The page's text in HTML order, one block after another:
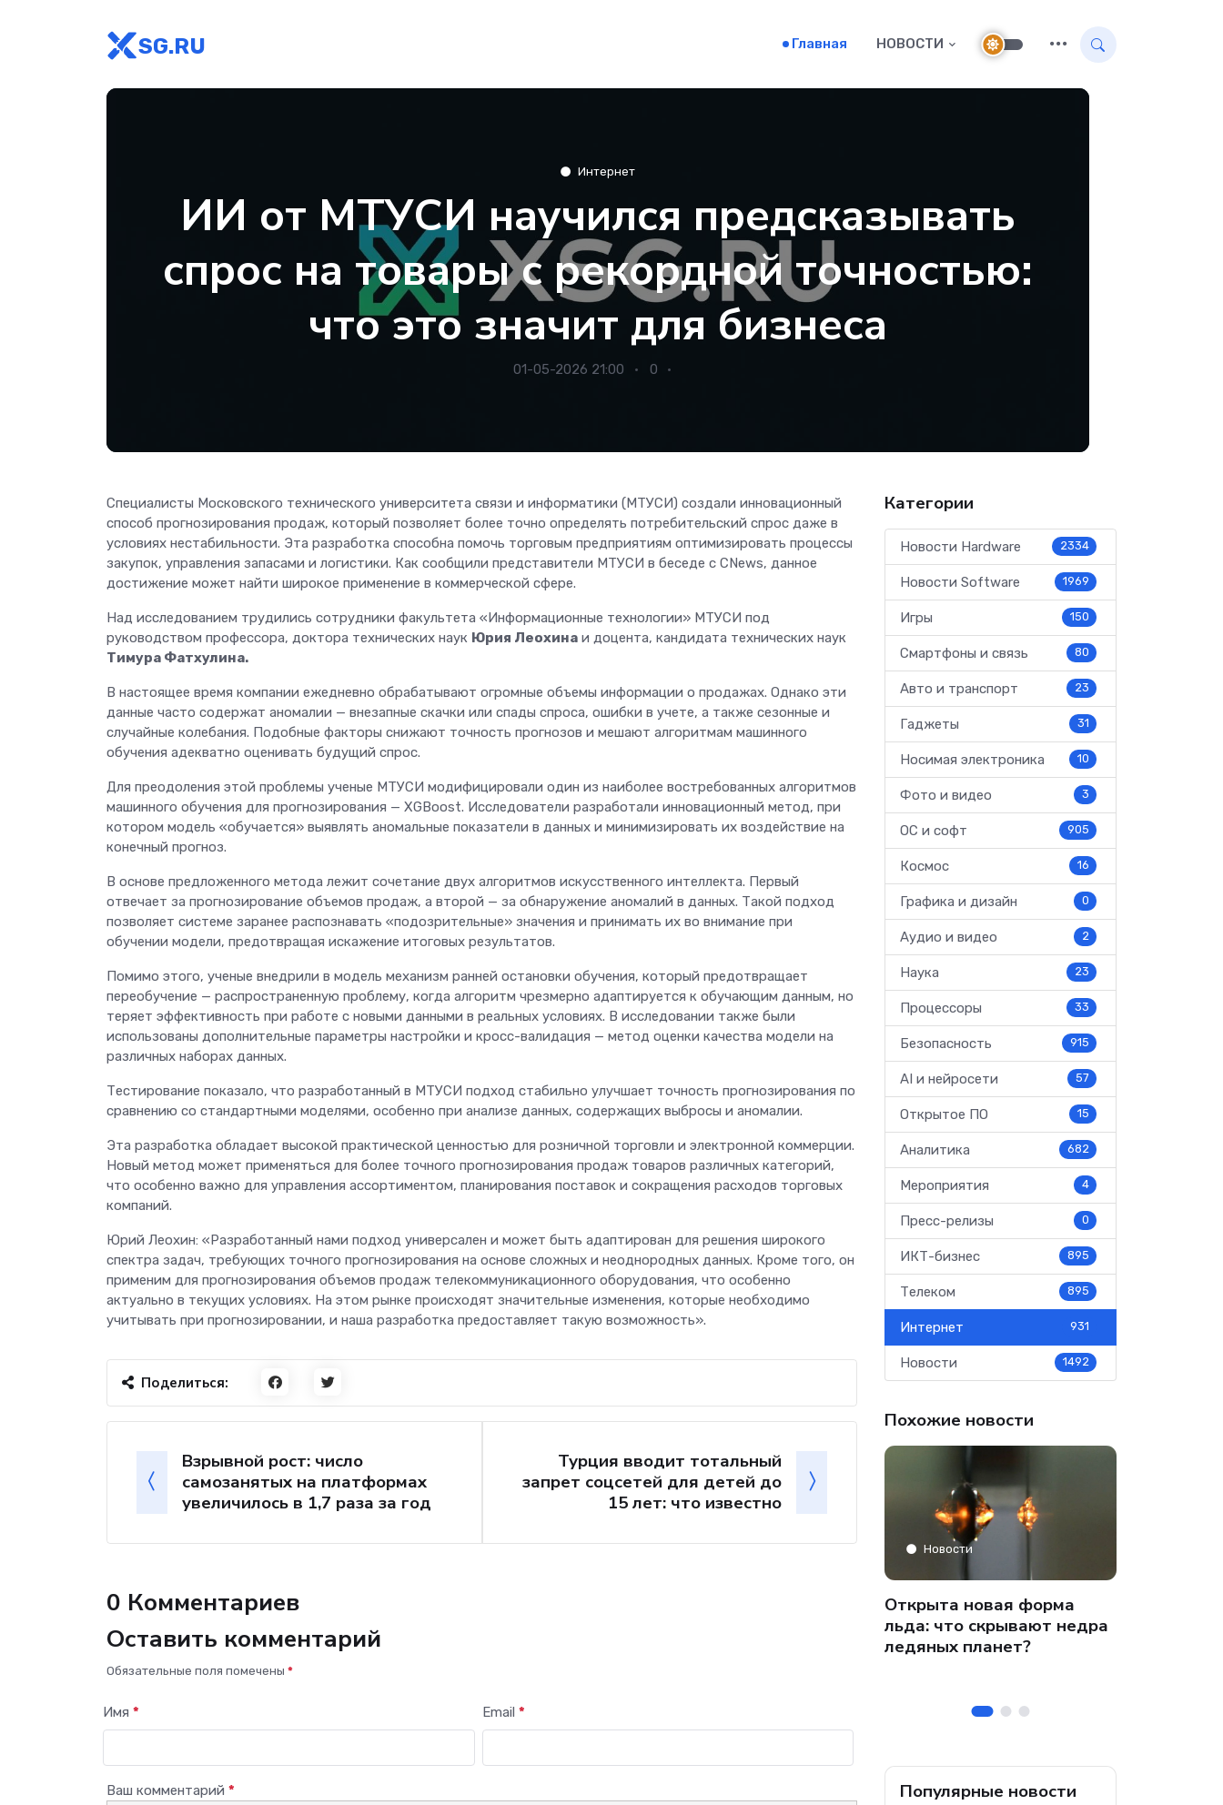
SG.RU Главная НОВОСТИ
Интернет
ИИ от МТУСИ научился предсказывать
спрос на товары с рекордной точностью:
что это значит для бизнеса
01-05-2026 21:00 0
Специалисты Московского технического университета связи и информатики (МТУСИ) создали инновационный
способ прогнозирования продаж, который позволяет более точно определять потребительский спрос даже в
условиях нестабильности. Эта разработка способна помочь торговым предприятиям оптимизировать процессы
закупок, управления запасами и логистики. Как сообщили представители МТУСИ в беседе с CNews, данное
достижение может найти широкое применение в коммерческой сфере.
Над исследованием трудились сотрудники факультета «Информационные технологии» МТУСИ под
руководством профессора, доктора технических наук Юрия Леохина и доцента, кандидата технических наук
Тимура Фатхулина.
В настоящее время компании ежедневно обрабатывают огромные объемы информации о продажах. Однако эти
данные часто содержат аномалии — внезапные скачки или спады спроса, ошибки в учете, а также сезонные и
случайные колебания. Подобные факторы снижают точность прогнозов и мешают алгоритмам машинного
обучения адекватно оценивать будущий спрос.
Для преодоления этой проблемы ученые МТУСИ модифицировали один из наиболее востребованных алгоритмов
машинного обучения для прогнозирования — XGBoost. Исследователи разработали инновационный метод, при
котором модель «обучается» выявлять аномальные показатели в данных и минимизировать их воздействие на
конечный прогноз.
В основе предложенного метода лежит сочетание двух алгоритмов искусственного интеллекта. Первый
отвечает за прогнозирование объемов продаж, а второй — за обнаружение аномалий в данных. Такой подход
позволяет системе заранее распознавать «подозрительные» значения и принимать их во внимание при
обучении модели, предотвращая искажение итоговых результатов.
Помимо этого, ученые внедрили в модель механизм ранней остановки обучения, который предотвращает
переобучение — распространенную проблему, когда алгоритм чрезмерно адаптируется к обучающим данным, но
теряет эффективность при работе с новыми данными в реальных условиях. В исследовании также были
использованы дополнительные параметры настройки и кросс-валидация — метод оценки качества модели на
различных наборах данных.
Тестирование показало, что разработанный в МТУСИ подход стабильно улучшает точность прогнозирования по
сравнению со стандартными моделями, особенно при анализе данных, содержащих выбросы и аномалии.
Эта разработка обладает высокой практической ценностью для розничной торговли и электронной коммерции.
Новый метод может применяться для более точного прогнозирования продаж товаров различных категорий,
что особенно важно для управления ассортиментом, планирования поставок и сокращения расходов торговых
компаний.
Юрий Леохин: «Разработанный нами подход универсален и может быть адаптирован для решения широкого
спектра задач, требующих точного прогнозирования на основе сложных и неоднородных данных. Кроме того, он
применим для прогнозирования объемов продаж телекоммуникационного оборудования, что особенно
актуально в текущих условиях. На этом рынке происходят значительные изменения, которые необходимо
учитывать при прогнозировании, и наша разработка предоставляет такую возможность».
Поделиться:
Взрывной рост: число
самозанятых на платформах
увеличилось в 1,7 раза за год
Турция вводит тотальный
запрет соцсетей для детей до
15 лет: что известно
0 Комментариев
Оставить комментарий
Обязательные поля помечены *
Имя * Email *
Ваш комментарий *
Категории
Новости Hardware 2334
Новости Software 1969
Игры 150
Смартфоны и связь 80
Авто и транспорт 23
Гаджеты 31
Носимая электроника 10
Фото и видео 3
ОС и софт 905
Космос 16
Графика и дизайн 0
Аудио и видео 2
Наука 23
Процессоры 33
Безопасность 915
AI и нейросети 57
Открытое ПО 15
Аналитика 682
Мероприятия 4
Пресс-релизы 0
ИКТ-бизнес 895
Телеком 895
Интернет 931
Новости 1492
Похожие новости
Телеком Новости
Открыта новая форма
льда: что скрывают недра
ледяных планет?
Популярные новости